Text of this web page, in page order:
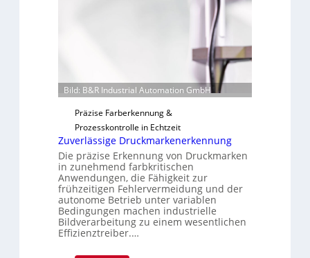
g
a
u
s
Bild: B&R Industrial Automation GmbH
Präzise Farberkennung &
Prozesskontrolle in Echtzeit
Zuverlässige Druckmarkenerkennung
Die präzise Erkennung von Druckmarken
in zunehmend farbkritischen
Anwendungen, die Fähigkeit zur
frühzeitigen Fehlervermeidung und der
autonome Betrieb unter variablen
Bedingungen machen industrielle
Bildverarbeitung zu einem wesentlichen
Effizienztreiber.…